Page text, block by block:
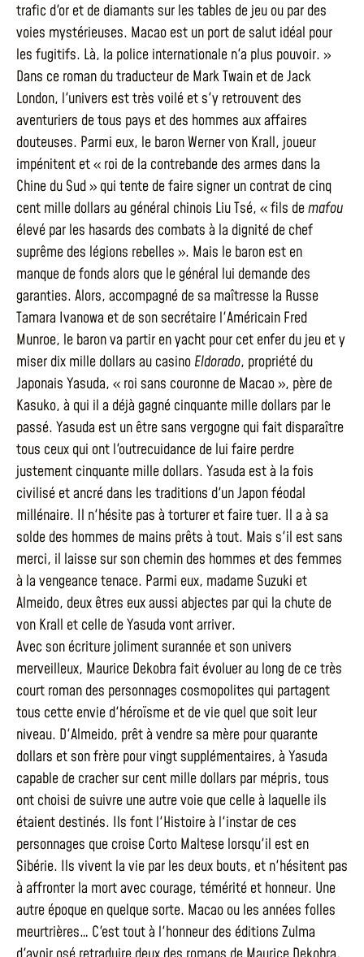
trafic d'or et de diamants sur les tables de jeu ou par des
voies mystérieuses. Macao est un port de salut idéal pour
les fugitifs. Là, la police internationale n'a plus pouvoir. »
Dans ce roman du traducteur de Mark Twain et de Jack
London, l'univers est très voilé et s'y retrouvent des
aventuriers de tous pays et des hommes aux affaires
douteuses. Parmi eux, le baron Werner von Krall, joueur
impénitent et « roi de la contrebande des armes dans la
Chine du Sud » qui tente de faire signer un contrat de cinq
cent mille dollars au général chinois Liu Tsé, « fils demafou
élevé par les hasards des combats à la dignité de chef
suprême des légions rebelles ». Mais le baron est en
manque de fonds alors que le général lui demande des
garanties. Alors, accompagné de sa maîtresse la Russe
Tamara Ivanowa et de son secrétaire l'Américain Fred
Munroe, le baron va partir en yacht pour cet enfer du jeu et y
miser dix mille dollars au casino Eldorado, propriété du
Japonais Yasuda, « roi sans couronne de Macao », père de
Kasuko, à qui il a déjà gagné cinquante mille dollars par le
passé. Yasuda est un être sans vergogne qui fait disparaître
tous ceux qui ont l'outrecuidance de lui faire perdre
justement cinquante mille dollars. Yasuda est à la fois
civilisé et ancré dans les traditions d'un Japon féodal
millénaire. Il n'hésite pas à torturer et faire tuer. Il a à sa
solde des hommes de mains prêts à tout. Mais s'il est sans
merci, il laisse sur son chemin des hommes et des femmes
à la vengeance tenace. Parmi eux, madame Suzuki et
Almeido, deux êtres eux aussi abjectes par qui la chute de
von Krall et celle de Yasuda vont arriver.
Avec son écriture joliment surannée et son univers
merveilleux, Maurice Dekobra fait évoluer au long de ce très
court roman des personnages cosmopolites qui partagent
tous cette envie d'héroïsme et de vie quel que soit leur
niveau. D'Almeido, prêt à vendre sa mère pour quarante
dollars et son frère pour vingt supplémentaires, à Yasuda
capable de cracher sur cent mille dollars par mépris, tous
ont choisi de suivre une autre voie que celle à laquelle ils
étaient destinés. Ils font l'Histoire à l'instar de ces
personnages que croise Corto Maltese lorsqu'il est en
Sibérie. Ils vivent la vie par les deux bouts, et n'hésitent pas
à affronter la mort avec courage, témérité et honneur. Une
autre époque en quelque sorte. Macao ou les années folles
meurtrières… C'est tout à l'honneur des éditions Zulma